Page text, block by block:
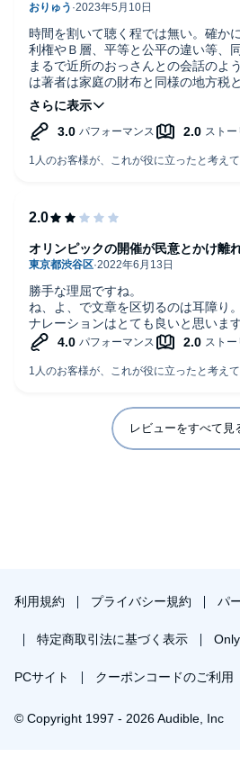
時間を割いて聴く程では無い。確か
利権やＢ層、平等と公平の違い等、
まるで近所のおっさんとの会話のよ
は著者は家庭の財布と同様の地方税
た見解をしている。消費税は預り金(
税(直接税)で元はフランスが自国の
る手法だった事を理解し説明するべ
勝手な理屈ですね。
ね、よ、で文章を区切るのは耳障り。
ナレーションはとても良いと思います
オリンピックの開催が民意とかけ離
レビューをすべて見
利用規約 プライバシー規約 パ
特定商取引法に基づく表示
PCサイト クーポンコードのご利用
© Copyright 1997 - 2026 Audible, Inc